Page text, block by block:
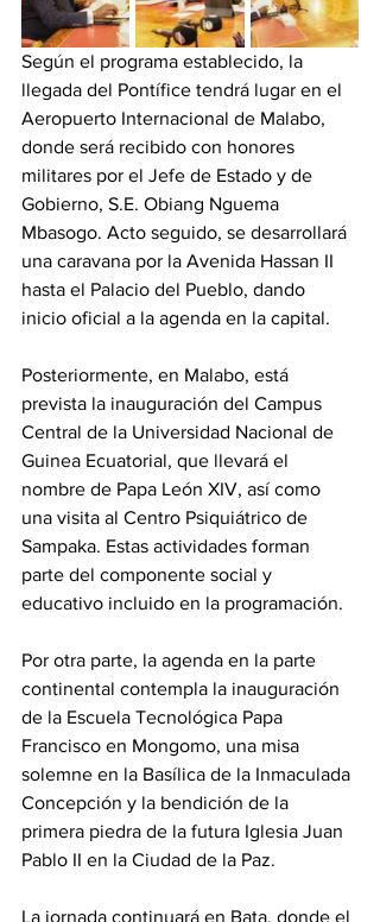
Según el programa establecido, la
llegada del Pontífice tendrá lugar en el
Aeropuerto Internacional de Malabo,
donde será recibido con honores
militares por el Jefe de Estado y de
Gobierno, S.E. Obiang Nguema
Mbasogo. Acto seguido, se desarrollará
una caravana por la Avenida Hassan II
hasta el Palacio del Pueblo, dando
inicio oficial a la agenda en la capital.
Posteriormente, en Malabo, está
prevista la inauguración del Campus
Central de la Universidad Nacional de
Guinea Ecuatorial, que llevará el
nombre de Papa León XIV, así como
una visita al Centro Psiquiátrico de
Sampaka. Estas actividades forman
parte del componente social y
educativo incluido en la programación.
Por otra parte, la agenda en la parte
continental contempla la inauguración
de la Escuela Tecnológica Papa
Francisco en Mongomo, una misa
solemne en la Basílica de la Inmaculada
Concepción y la bendición de la
primera piedra de la futura Iglesia Juan
Pablo II en la Ciudad de la Paz.
La jornada continuará en Bata, donde el